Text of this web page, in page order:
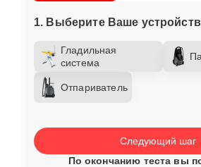
1. Выберите Ваше
Гладильная
система
Отпариватель
Следующий шаг
По окончанию теста вы